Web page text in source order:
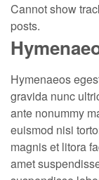
Cannot show
posts.
Hymenaeos
gravida nunc
ante nonummy
euismod nisi
magnis et litora
amet